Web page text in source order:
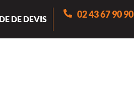
DE DEVIS 02 43 67 90 90